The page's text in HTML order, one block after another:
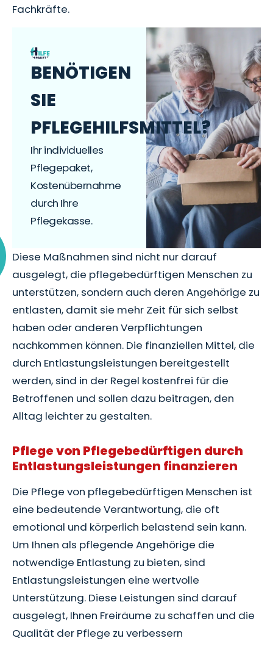
Fachkräfte.
BENÖTIGEN
SIE
PFLEGEHILFSMITTEL?
Ihr individuelles
Pflegepaket,
Kostenübernahme
durch Ihre
Pflegekasse.
Diese Maßnahmen sind nicht nur darauf
ausgelegt, die pflegebedürftigen Menschen zu
unterstützen, sondern auch deren Angehörige zu
entlasten, damit sie mehr Zeit für sich selbst
haben oder anderen Verpflichtungen
nachkommen können. Die finanziellen Mittel, die
durch Entlastungsleistungen bereitgestellt
werden, sind in der Regel kostenfrei für die
Betroffenen und sollen dazu beitragen, den
Alltag leichter zu gestalten.
Pflege von Pflegebedürftigen durch
Entlastungsleistungen finanzieren
Die Pflege von pflegebedürftigen Menschen ist
eine bedeutende Verantwortung, die oft
emotional und körperlich belastend sein kann.
Um Ihnen als pflegende Angehörige die
notwendige Entlastung zu bieten, sind
Entlastungsleistungen eine wertvolle
Unterstützung. Diese Leistungen sind darauf
ausgelegt, Ihnen Freiräume zu schaffen und die
Qualität der Pflege zu verbessern